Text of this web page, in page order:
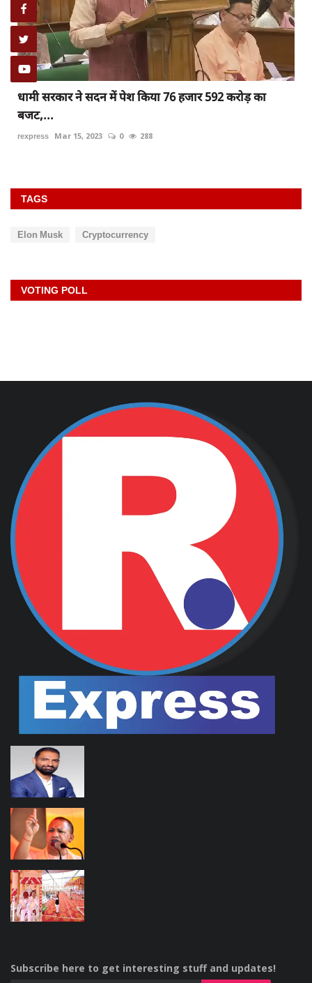
धामी सरकार ने सदन में पेश किया 76 हजार 592 करोड़ का
बजट,...
rexpress Mar 15, 2023 0 288
TAGS
Elon Musk Cryptocurrency
VOTING POLL
Subscribe here to get interesting stuff and updates!